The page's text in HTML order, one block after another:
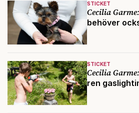
STICKET
Cecilia Garme:
behöver
STICKET
Cecilia Garme:
ren